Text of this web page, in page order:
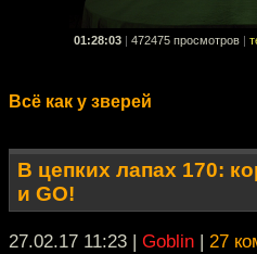
01:28:03 | 472475 просмотров |
Всё как у зверей
В цепких лапах 170:
и GO!
27.02.17 11:23 | Goblin | 27